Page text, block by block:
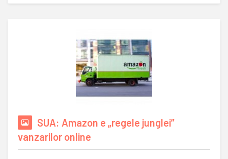
SUA: Amazon e „regele junglei”
vanzarilor online